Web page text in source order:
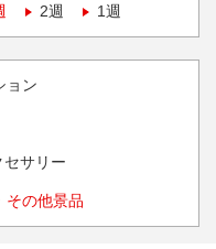
2週 1週
ョン
サリー
その他景品